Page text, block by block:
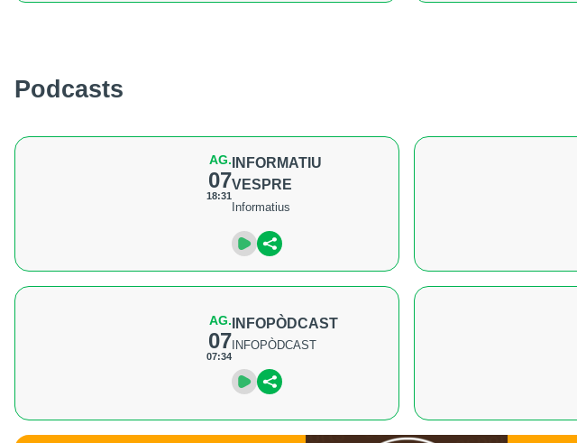
Podcasts
AG.
07
18:31
INFORMATIU
VESPRE
Informatius
AG.
07
07:34
INFOPÒDCAST
INFOPÒDCAST